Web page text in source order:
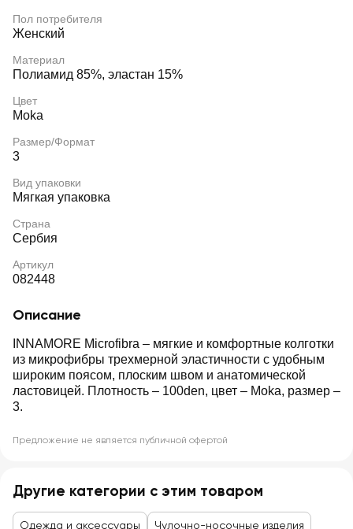
Пол потребителя
Женский
Материал
Полиамид 85%, эластан 15%
Цвет
Moka
Размер/Формат
3
Вид упаковки
Мягкая упаковка
Страна
Сербия
Артикул
082448
Описание
INNAMORE Microfibra – мягкие и комфортные колготки
из микрофибры трехмерной эластичности с удобным
широким поясом, плоским швом и анатомической
ластовицей. Плотность – 100den, цвет – Moka, размер –
3.
Предложение не является публичной офертой
Другие категории с этим товаром
Одежда и аксессуары Чулочно-носочные изделия